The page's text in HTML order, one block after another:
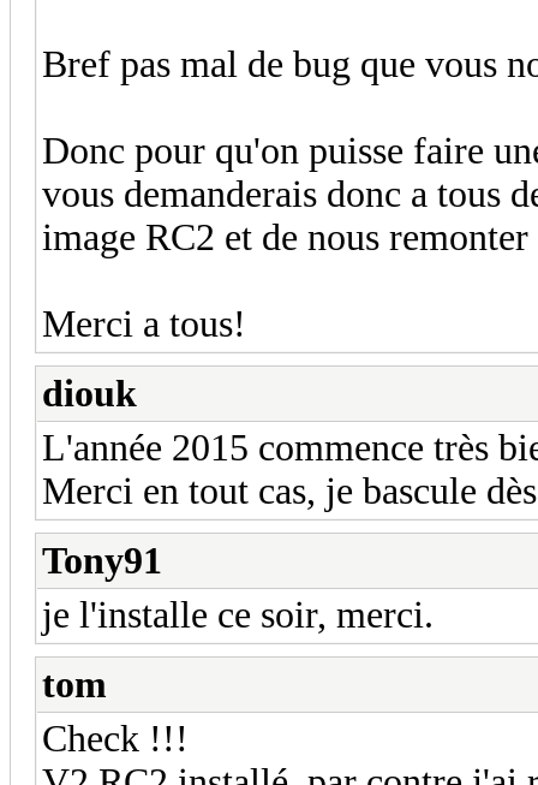
Bref pas mal de bug que vous
Donc pour qu'on puisse faire
vous demanderais donc a tous
image RC2 et de nous
Merci a tous!
diouk
L'année 2015 commence très
Merci en tout cas, je bascule
Tony91
je l'installe ce soir, merci.
tom
Check !!!